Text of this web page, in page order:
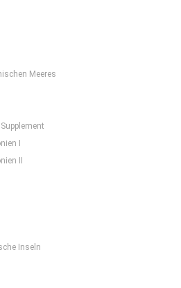
Meeres
I
II
Inseln